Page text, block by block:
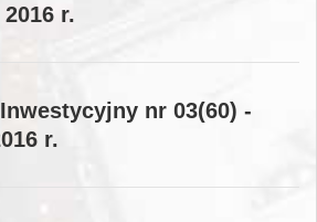
r.
nr 03(60) -
r.